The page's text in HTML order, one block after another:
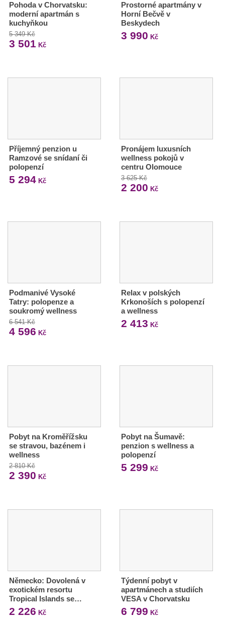
Pohoda v Chorvatsku:
moderní apartmán s
kuchyňkou
5 349 Kč
3 501 Kč
Prostorné apartmány v
Horní Bečvě v
Beskydech
3 990 Kč
Příjemný penzion u
Ramzové se snídaní či
polopenzí
5 294 Kč
Pronájem luxusních
wellness pokojů v
centru Olomouce
3 625 Kč
2 200 Kč
Podmanivé Vysoké
Tatry: polopenze a
soukromý wellness
6 541 Kč
4 596 Kč
Relax v polských
Krkonoších s polopenzí
a wellness
2 413 Kč
Pobyt na Kroměřížsku
se stravou, bazénem i
wellness
2 810 Kč
2 390 Kč
Pobyt na Šumavě:
penzion s wellness a
polopenzí
5 299 Kč
Německo: Dovolená v
exotickém resortu
Tropical Islands se…
2 226 Kč
Týdenní pobyt v
apartmánech a studiích
VESA v Chorvatsku
6 799 Kč